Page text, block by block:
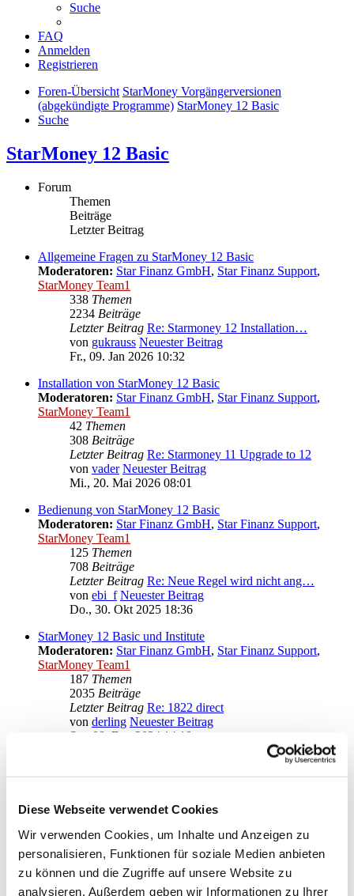
Diese Webseite verwendet Cookies
Wir verwenden Cookies, um Inhalte und Anzeigen zu
personalisieren, Funktionen für soziale Medien anbieten
zu können und die Zugriffe auf unsere Website zu
analysieren. Außerdem geben wir Informationen zu Ihrer
Suche
FAQ
Anmelden
Registrieren
Foren-Übersicht StarMoney Vorgängerversionen
(abgekündigte Programme) StarMoney 12 Basic
Suche
StarMoney 12 Basic
Forum
Themen
Beiträge
Letzter Beitrag
Allgemeine Fragen zu StarMoney 12 Basic
Moderatoren: Star Finanz GmbH, Star Finanz Support,
StarMoney Team1
338 Themen
2234 Beiträge
Letzter Beitrag Re: Starmoney 12 Installation…
von gukrauss Neuester Beitrag
Fr., 09. Jan 2026 10:32
Installation von StarMoney 12 Basic
Moderatoren: Star Finanz GmbH, Star Finanz Support,
StarMoney Team1
42 Themen
308 Beiträge
Letzter Beitrag Re: Starmoney 11 Upgrade to 12
von vader Neuester Beitrag
Mi., 20. Mai 2026 08:01
Bedienung von StarMoney 12 Basic
Moderatoren: Star Finanz GmbH, Star Finanz Support,
StarMoney Team1
125 Themen
708 Beiträge
Letzter Beitrag Re: Neue Regel wird nicht ang…
von ebi_f Neuester Beitrag
Do., 30. Okt 2025 18:36
StarMoney 12 Basic und Institute
Moderatoren: Star Finanz GmbH, Star Finanz Support,
StarMoney Team1
187 Themen
2035 Beiträge
Letzter Beitrag Re: 1822 direct
von derling Neuester Beitrag
So., 08. Dez 2024 14:18
Anregungen und Wünsche zu StarMoney 12 Basic
Moderatoren: Star Finanz GmbH,Star Finanz Support,
Gehe zu
Star Finanz GmbH
↳ Ankündigungen der Star Finanz GmbH
↳ Inhalte OnlineUpdates (Produktaktualisierungen)